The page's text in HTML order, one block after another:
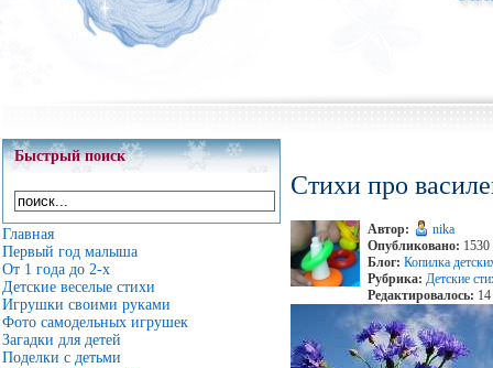
Быстрый поиск
Главная
Первый год малыша
От 1 года до 2-х
Детские веселые стихи
Игрушки своими руками
Фото самодельных игрушек
Загадки для детей
Поделки с детьми
Стихи про
Автор:
nika
Опубликовано: 1530
Блог: Копилка
Рубрика: Детские
Редактировалось: